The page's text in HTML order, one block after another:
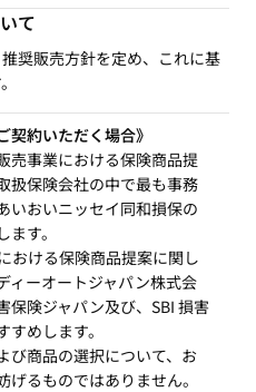
て
奨販売方針を定め、これに基
契約いただく場合》
売事業における保険商品提
扱保険会社の中で最も事務
いおいニッセイ同和損保の
す。
おける保険商品提案に関し
ィーオートジャパン株式会
保険ジャパン及び、SBI 損害
めします。
び商品の選択について、お
げるものではありません。